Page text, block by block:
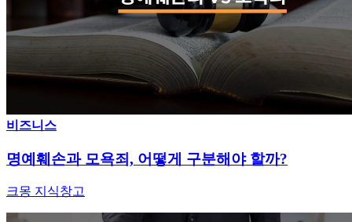
비즈니스
명예훼손과 모욕죄, 어떻게 구분해야 할까?
크몽 지식창고